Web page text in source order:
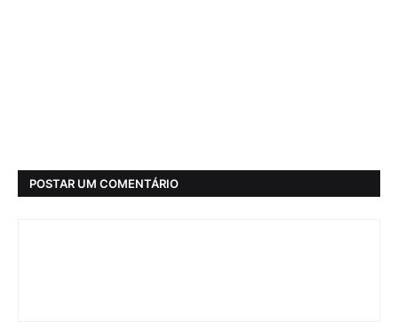
POSTAR UM COMENTÁRIO